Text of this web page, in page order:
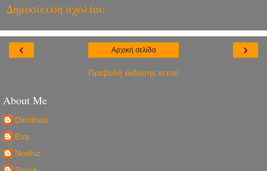
Δημοσίευση σχολίου
‹ ›
Αρχική σελίδα
Προβολή έκδοσης ιστού
About Me
Dimitrios
Eva
Noshiz